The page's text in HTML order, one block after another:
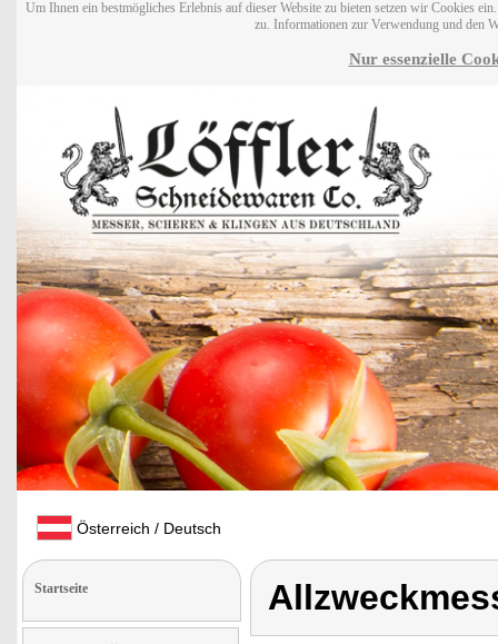
Um Ihnen ein bestmögliches Erlebnis auf dieser Website zu bieten setzen wir Cookies
zu. Informationen zur Verwendung und den
Nur essenzielle
Österreich / Deutsch
Startseite